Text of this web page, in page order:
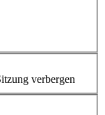
verbergen